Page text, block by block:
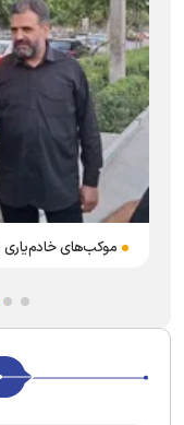
موکب‌های خادم‌یاری